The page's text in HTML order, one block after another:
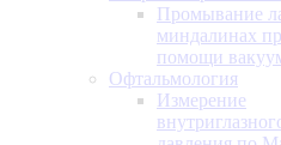
Промывание
миндалинах
помощи
Офтальмология
Измерение